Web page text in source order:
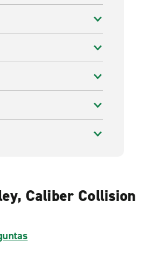
Caliber Collision